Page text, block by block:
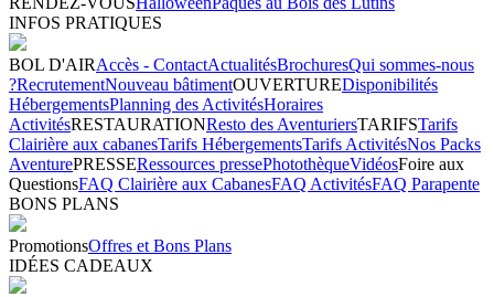
INFOS PRATIQUES
BOL D'AIRAccès - ContactActualitésBrochuresQui sommes-nous
?RecrutementNouveau bâtimentOUVERTUREDisponibilités
HébergementsPlanning des ActivitésHoraires
ActivitésRESTAURATIONResto des AventuriersTARIFSTarifs
Clairière aux cabanesTarifs HébergementsTarifs ActivitésNos Packs
AventurePRESSERessources pressePhotothèqueVidéosFoire aux
QuestionsFAQ Clairière aux CabanesFAQ ActivitésFAQ Parapente
BONS PLANS
PromotionsOffres et Bons Plans
IDÉES CADEAUX